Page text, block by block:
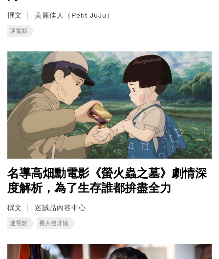
撰文 美麗佳人（Petit JuJu）
迷電影
名導高畑勳電影《螢火蟲之墓》劇情深
度解析，為了生存誰都拚盡全力
撰文 迷誠品內容中心
迷電影 長大後才懂